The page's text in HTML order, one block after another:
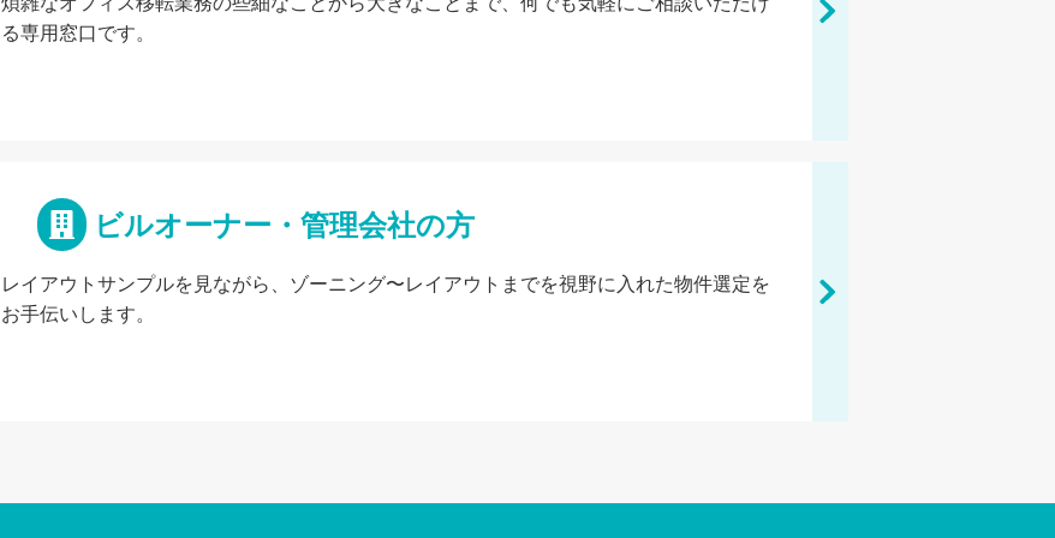
る専用窓口です。
ビルオーナー・管理会社の方
レイアウトサンプルを見ながら、ゾーニング〜レイアウトまでを視野に入れた物件選定を
お手伝いします。